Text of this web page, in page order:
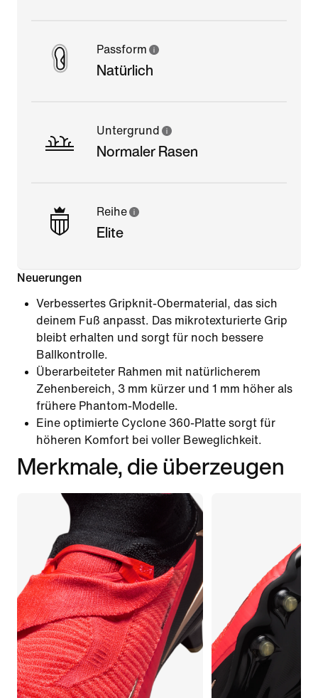
Passform
Natürlich
Untergrund
Normaler Rasen
Reihe
Elite
Neuerungen
Verbessertes Gripknit-Obermaterial, das sich
deinem Fuß anpasst. Das mikrotexturierte Grip
bleibt erhalten und sorgt für noch bessere
Ballkontrolle.
Überarbeiteter Rahmen mit natürlicherem
Zehenbereich, 3 mm kürzer und 1 mm höher als
frühere Phantom-Modelle.
Eine optimierte Cyclone 360-Platte sorgt für
höheren Komfort bei voller Beweglichkeit.
Merkmale, die überzeugen